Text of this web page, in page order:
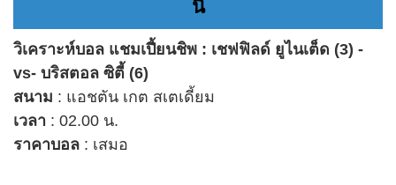
นี่
วิเคราะห์บอล แชมเปี้ยนชิพ : เชฟฟิลด์ ยูไนเต็ด (3) -
vs- บริสตอล ซิตี้ (6)
สนาม : แอชตัน เกต สเตเดี้ยม
เวลา : 02.00 น.
ราคาบอล : เสมอ